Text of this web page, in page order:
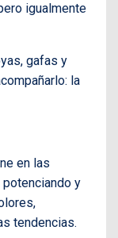
igualmente
gafas y
la
en las
y
tendencias.